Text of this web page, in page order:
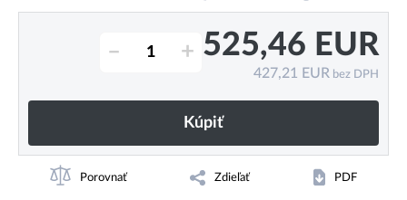
– + 525,46 EUR
427,21 EUR bez DPH
Kúpiť
Porovnať Zdieľať PDF